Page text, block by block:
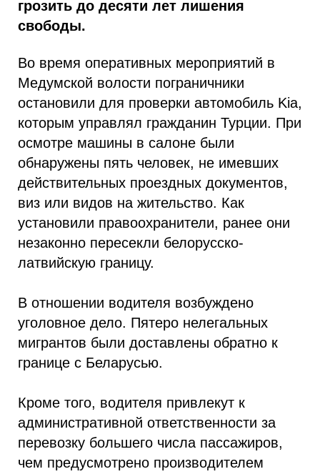
грозить до десяти лет лишения
свободы.
Во время оперативных мероприятий в
Медумской волости пограничники
остановили для проверки автомобиль Kia,
которым управлял гражданин Турции. При
осмотре машины в салоне были
обнаружены пять человек, не имевших
действительных проездных документов,
виз или видов на жительство. Как
установили правоохранители, ранее они
незаконно пересекли белорусско-
латвийскую границу.
В отношении водителя возбуждено
уголовное дело. Пятеро нелегальных
мигрантов были доставлены обратно к
границе с Беларусью.
Кроме того, водителя привлекут к
административной ответственности за
перевозку большего числа пассажиров,
чем предусмотрено производителем